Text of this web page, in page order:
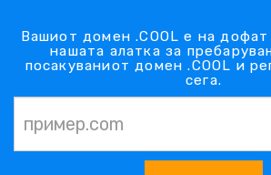
Вашиот домен .COOL е на
нашата алатка за
посакуваниот домен .COOL и
сега.